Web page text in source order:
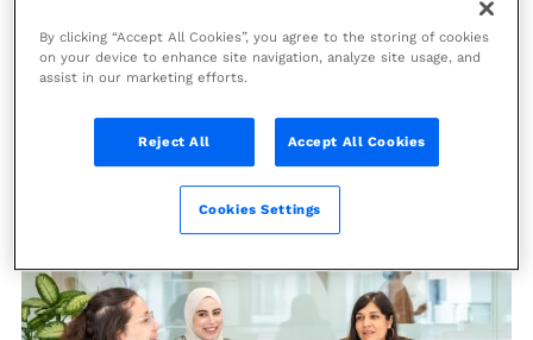
destinées à résoudre les défis énergétiques du
monde actuel et concevez un avenir durable.
Déposez votre candidature
By clicking “Accept All Cookies”, you agree to the storing of cookies
on your device to enhance site navigation, analyze site usage, and
assist in our marketing efforts.
Reject All Accept All Cookies
Cookies Settings